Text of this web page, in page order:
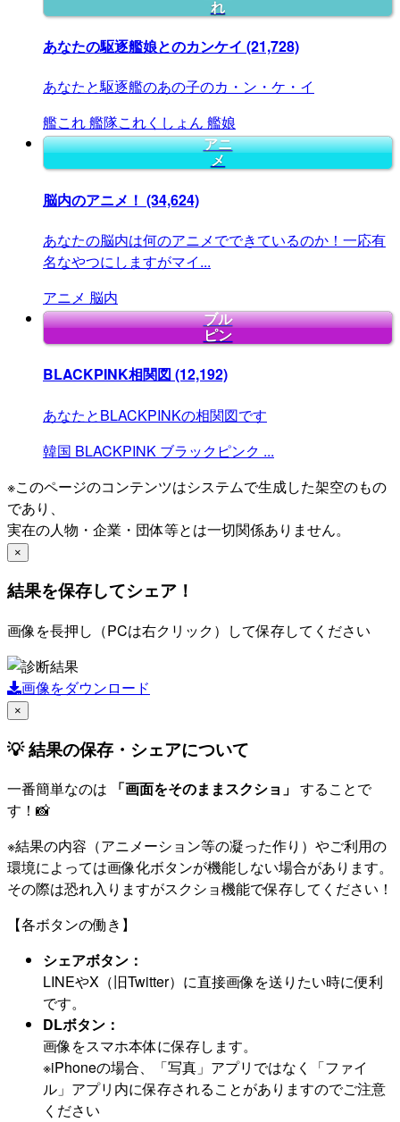
れ
あなたの駆逐艦娘とのカンケイ (21,728)
あなたと駆逐艦のあの子のカ・ン・ケ・イ
艦これ艦隊これくしょん 艦娘
アニ
メ
脳内のアニメ！ (34,624)
あなたの脳内は何のアニメでできているのか！一応有
名なやつにしますがマイ...
アニメ 脳内
ブル
ピン
BLACKPINK相関図 (12,192)
あなたとBLACKPINKの相関図です
韓国 BLACKPINK ブラックピンク ...
※このページのコンテンツはシステムで生成した架空のもの
であり、
実在の人物・企業・団体等とは一切関係ありません。
×
結果を保存してシェア！
画像を長押し（PCは右クリック）して保存してください
画像をダウンロード
×
💡 結果の保存・シェアについて
一番簡単なのは 「画面をそのままスクショ」 することで
す！📸
※結果の内容（アニメーション等の凝った作り）やご利用の
環境によっては画像化ボタンが機能しない場合があります。
その際は恐れ入りますがスクショ機能で保存してください！
【各ボタンの働き】
シェアボタン：
LINEやX（旧Twitter）に直接画像を送りたい時に便利
です。
DLボタン：
画像をスマホ本体に保存します。
※iPhoneの場合、「写真」アプリではなく「ファイ
ル」アプリ内に保存されることがありますのでご注意
ください